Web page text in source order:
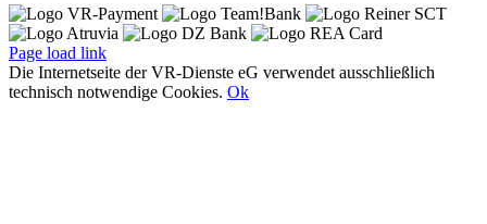
Page load link
Die Internetseite der VR-Dienste eG verwendet ausschließlich
technisch notwendige Cookies. Ok